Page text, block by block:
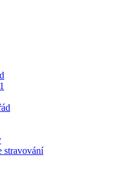
stravování